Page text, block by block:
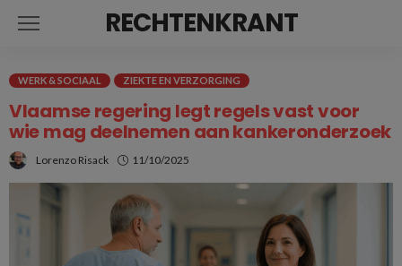
RECHTENKRANT
WERK & SOCIAAL ZIEKTE EN VERZORGING
Vlaamse regering legt regels vast voor
wie mag deelnemen aan kankeronderzoek
Lorenzo Risack 11/10/2025